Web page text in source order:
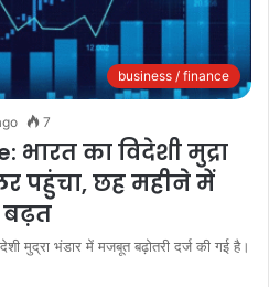
business / finance
7
भारत का विदेशी मुद्रा
पहुंचा, छह महीने में
बढ़त
मुद्रा भंडार में मजबूत बढ़ोतरी दर्ज की गई है।